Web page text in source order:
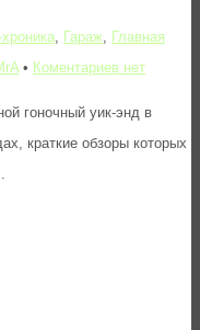
Гараж Главная
• Коментариев нет
гоночный уик-энд в
краткие обзоры которых